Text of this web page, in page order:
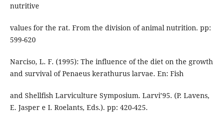
nutritive
values for the rat. From the division of animal nutrition. pp:
599-620
Narciso, L. F. (1995): The influence of the diet on the growth
and survival of Penaeus kerathurus larvae. En: Fish
and Shellfish Larviculture Symposium. Larvi’95. (P. Lavens,
E. Jasper e I. Roelants, Eds.). pp: 420-425.